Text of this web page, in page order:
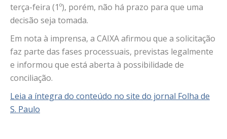
terça-feira (1º), porém, não há prazo para que uma
decisão seja tomada.
Em nota à imprensa, a CAIXA afirmou que a solicitação
faz parte das fases processuais, previstas legalmente
e informou que está aberta à possibilidade de
conciliação.
Leia a íntegra do conteúdo no site do jornal Folha de
S. Paulo